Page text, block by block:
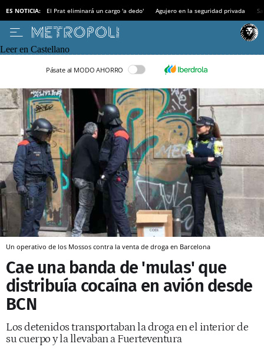
ES NOTICIA: El Prat eliminará un cargo 'a dedo' Agujero en la seguridad privada
Leer en Castellano
Pásate al MODO AHORRO
Un operativo de los Mossos contra la venta de droga en Barcelona
Cae una banda de 'mulas' que
distribuía cocaína en avión desde
BCN
Los detenidos transportaban la droga en el interior de
su cuerpo y la llevaban a Fuerteventura